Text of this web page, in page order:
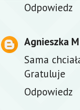
Odpowiedz
Agnieszka M
Sama
Gratuluje
Odpowiedz